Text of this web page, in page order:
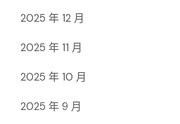
2025 年 12 月
2025 年 11 月
2025 年 10 月
2025 年 9 月